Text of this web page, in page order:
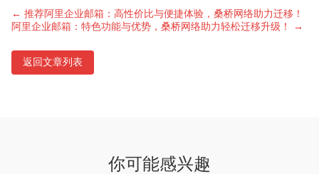
← 推荐阿里企业邮箱：高性价比与便捷体验，桑桥网络助力迁移！
阿里企业邮箱：特色功能与优势，桑桥网络助力轻松迁移升级！ →
返回文章列表
你可能感兴趣